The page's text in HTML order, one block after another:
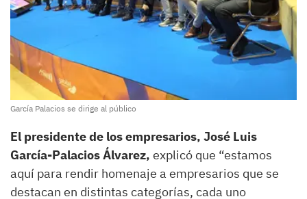
García Palacios se dirige al público
El presidente de los empresarios, José Luis
García-Palacios Álvarez, explicó que “estamos
aquí para rendir homenaje a empresarios que se
destacan en distintas categorías, cada uno